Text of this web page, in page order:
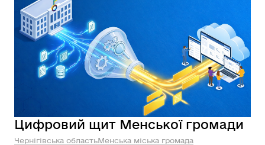
Цифровий щит Менської громади
Чернігівська областьМенська міська громада